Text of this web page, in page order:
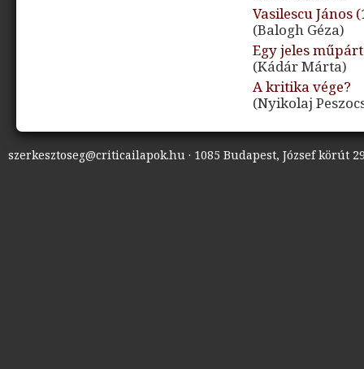
Vasilescu János
(Balogh Géza)
Egy jeles
(Kádár Márta)
A kritika vége?
(Nyikolaj
szerkesztoseg@criticailapok.hu · 1085 Budapest, József körút